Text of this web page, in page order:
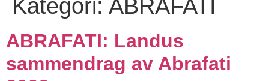
Kategori: ABRAFATI
ABRAFATI: Landus
sammendrag av Abrafati